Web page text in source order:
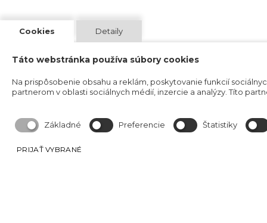
Cookies Detaily
Táto webstránka používa súbory cookies
Na prispôsobenie obsahu a reklám, poskytovanie funkcií
partnerom v oblasti sociálnych médií, inzercie a analýzy. Títo
Základné Preferencie Štatistiky
PRIJAŤ VYBRANÉ